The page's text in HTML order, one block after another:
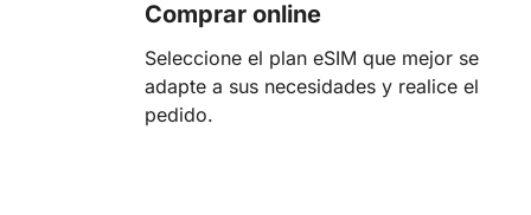
Comprar online
Seleccione el plan eSIM que mejor se
adapte a sus necesidades y realice el
pedido.